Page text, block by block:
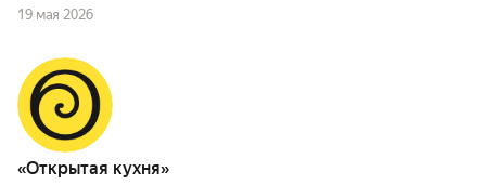
19 мая 2026
«Открытая кухня»